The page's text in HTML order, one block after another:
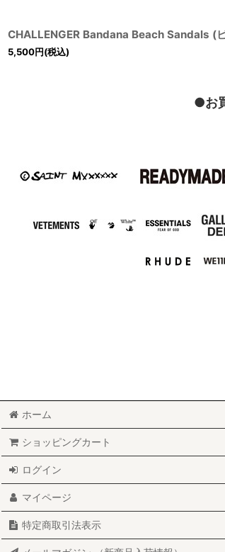
CHALLENGER Bandana Beach Sandals (
5,500円(税込)
●お
ホーム
ショッピングカート
ログイン
マイページ
特定商取引法表示